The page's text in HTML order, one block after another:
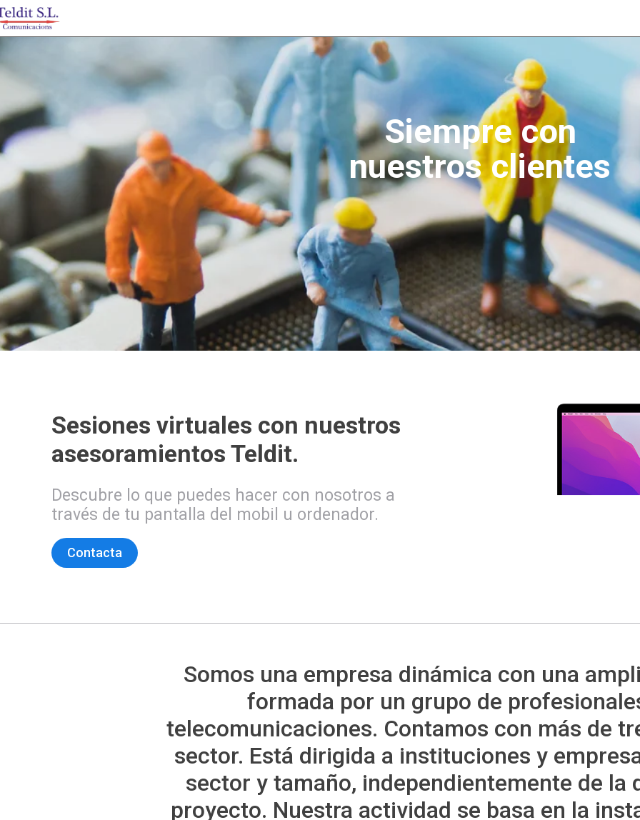
Somos una empresa dinámica con una
formada por un grupo de
telecomunicaciones. Contamos con más de
sector. Está dirigida a instituciones y
sector y tamaño, independientemente de la
proyecto. Nuestra actividad se basa en la
Siempre con
nuestros clientes
Descubre lo que puedes hacer con nosotros a
través de tu pantalla del mobil u ordenador.
Sesiones virtuales con nuestros
asesoramientos Teldit.
Contacta